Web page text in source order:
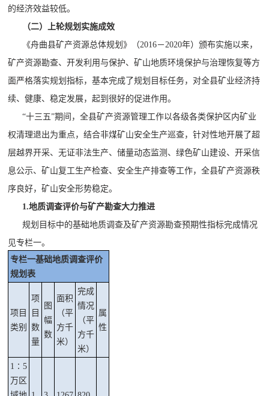
的经济效益较低。
（二）
上轮规划实施成效
《舟曲县矿产资源总体规划 》 （2016－ 2020年）颁布实施以来，
矿产资源勘查、开发利用与保护、矿山地质环境保护与治理恢复等方
面严格落实规划指标，基本完成了规划目标任务， 对全县矿业经济持
续、健康、稳定发展，起到很好的促进作用。
“十三五”期间，全县矿产资源管理工作以各级各类保护区内矿业
权清理退出为重点，结合非煤矿山安全生产巡查，针对性地开展了超
层越界开采、无证非法生产、储量动态监测、绿色矿山建设、开采信
息公示、矿山复工生产检查、安全生产排查等工作，全县矿产资源秩
序良好，矿山安全形势稳定。
1.地质调查评价与矿产勘查大力推进
规划目标中的基础地质调查及矿产资源勘查预期性指标完成情况
见专栏一。
专栏一基础地质调查评价
规划表
项目
类别
项
目
数
量
图
幅
数
面积
（平
方千
米）
完成
情况
（平
方千
米）
属
性
1∶5
万区